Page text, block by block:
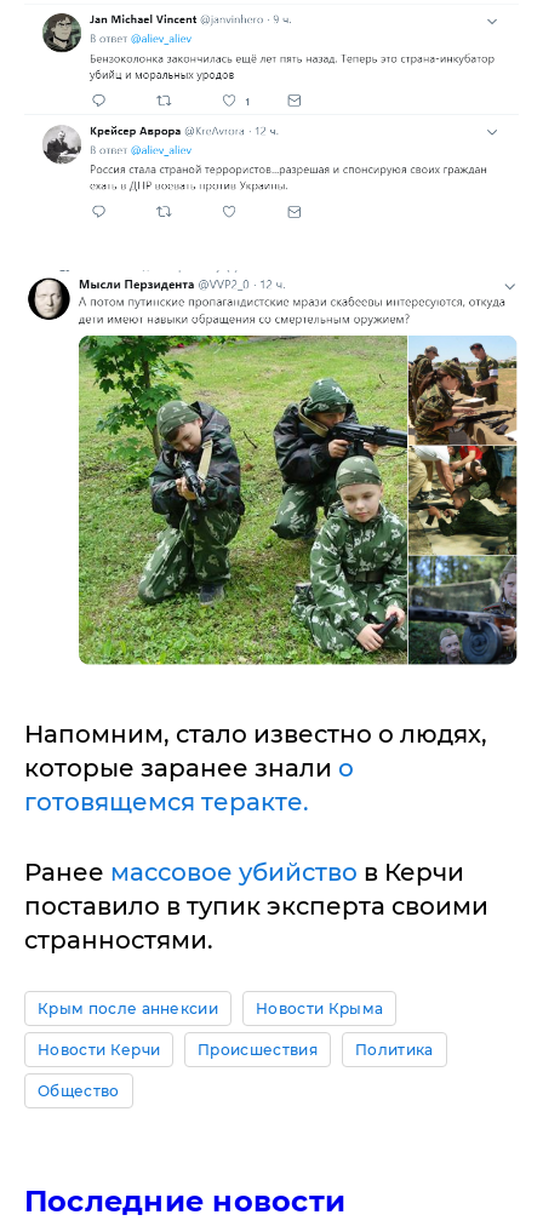
Напомним, стало известно о людях,
которые заранее знали о
готовящемся теракте.
Ранее массовое убийство в Керчи
поставило в тупик эксперта своими
странностями.
Крым после аннексии Новости Крыма
Новости Керчи Происшествия Политика
Общество
Последние новости